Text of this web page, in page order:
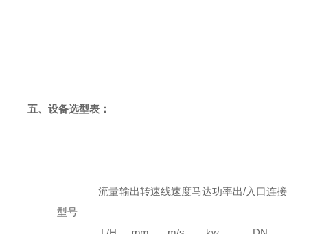
五、 设备选型表：
型号
流量输出转速线速度马达功率出/入口连接